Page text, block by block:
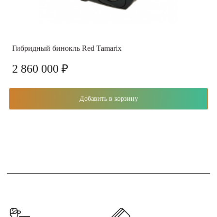
Гибридный бинокль Red Tamarix
2 860 000 ₽
Добавить в корзину